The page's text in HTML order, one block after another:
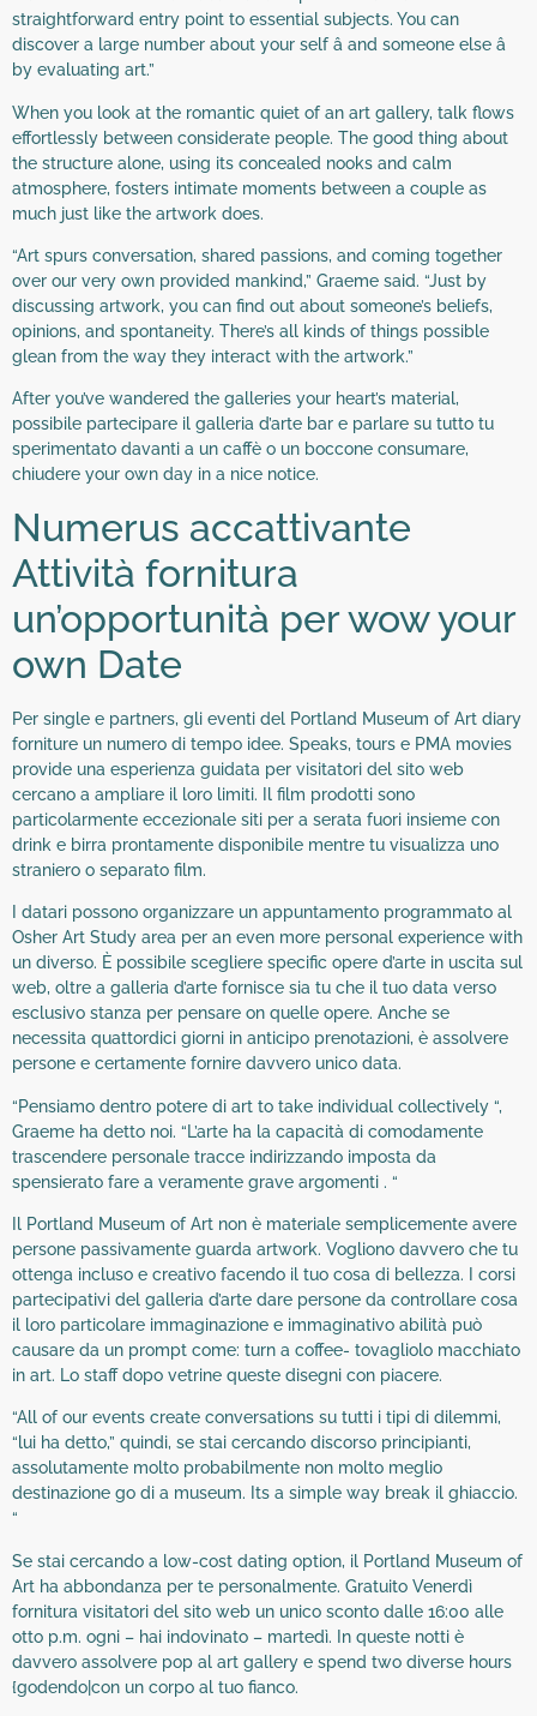
straightforward entry point to essential subjects. You can
discover a large number about your self â and someone else â
by evaluating art.”
When you look at the romantic quiet of an art gallery, talk flows
effortlessly between considerate people. The good thing about
the structure alone, using its concealed nooks and calm
atmosphere, fosters intimate moments between a couple as
much just like the artwork does.
“Art spurs conversation, shared passions, and coming together
over our very own provided mankind,” Graeme said. “Just by
discussing artwork, you can find out about someone’s beliefs,
opinions, and spontaneity. There’s all kinds of things possible
glean from the way they interact with the artwork.”
After you’ve wandered the galleries your heart’s material,
possibile partecipare il galleria d’arte bar e parlare su tutto tu
sperimentato davanti a un caffè o un boccone consumare,
chiudere your own day in a nice notice.
Numerus accattivante
Attività fornitura
un’opportunità per wow your
own Date
Per single e partners, gli eventi del Portland Museum of Art diary
forniture un numero di tempo idee. Speaks, tours e PMA movies
provide una esperienza guidata per visitatori del sito web
cercano a ampliare il loro limiti. Il film prodotti sono
particolarmente eccezionale siti per a serata fuori insieme con
drink e birra prontamente disponibile mentre tu visualizza uno
straniero o separato film.
I datari possono organizzare un appuntamento programmato al
Osher Art Study area per an even more personal experience with
un diverso. È possibile scegliere specific opere d’arte in uscita sul
web, oltre a galleria d’arte fornisce sia tu che il tuo data verso
esclusivo stanza per pensare on quelle opere. Anche se
necessita quattordici giorni in anticipo prenotazioni, è assolvere
persone e certamente fornire davvero unico data.
“Pensiamo dentro potere di art to take individual collectively “,
Graeme ha detto noi. “L’arte ha la capacità di comodamente
trascendere personale tracce indirizzando imposta da
spensierato fare a veramente grave argomenti . “
Il Portland Museum of Art non è materiale semplicemente avere
persone passivamente guarda artwork. Vogliono davvero che tu
ottenga incluso e creativo facendo il tuo cosa di bellezza. I corsi
partecipativi del galleria d’arte dare persone da controllare cosa
il loro particolare immaginazione e immaginativo abilità può
causare da un prompt come: turn a coffee- tovagliolo macchiato
in art. Lo staff dopo vetrine queste disegni con piacere.
“All of our events create conversations su tutti i tipi di dilemmi,
“lui ha detto,” quindi, se stai cercando discorso principianti,
assolutamente molto probabilmente non molto meglio
destinazione go di a museum. Its a simple way break il ghiaccio.
“
Se stai cercando a low-cost dating option, il Portland Museum of
Art ha abbondanza per te personalmente. Gratuito Venerdì
fornitura visitatori del sito web un unico sconto dalle 16:00 alle
otto p.m. ogni – hai indovinato – martedì. In queste notti è
davvero assolvere pop al art gallery e spend two diverse hours
{godendo|con un corpo al tuo fianco.